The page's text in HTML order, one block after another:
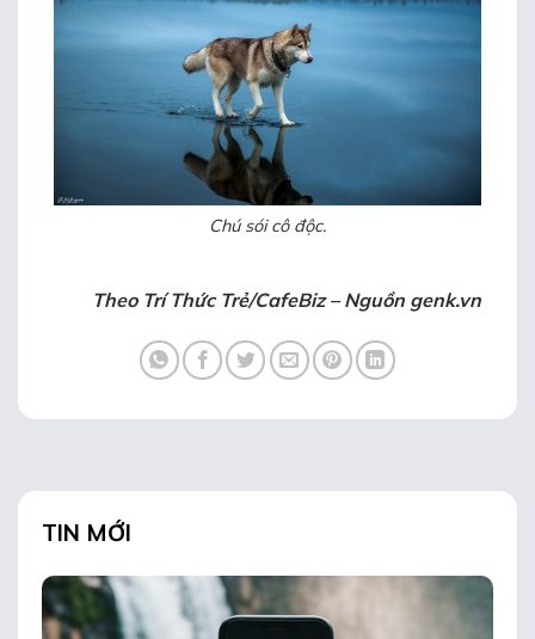
Chú sói cô độc.
Theo Trí Thức Trẻ/CafeBiz – Nguồn genk.vn
TIN MỚI